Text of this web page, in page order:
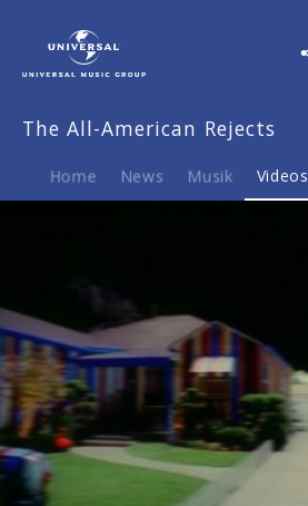
American
Rejects
Video
You
The All-American Rejects
Home News Musik Videos
Play